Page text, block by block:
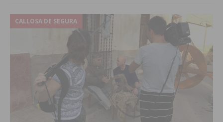
CALLOSA DE SEGURA